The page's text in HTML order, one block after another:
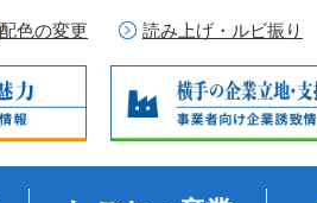
配色の変更 読み上げ・ルビ振り